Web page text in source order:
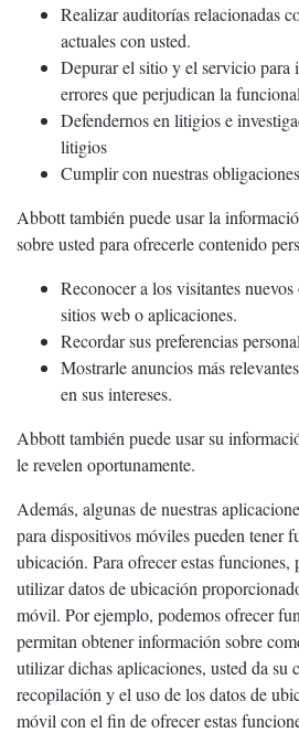
Realizar auditorías relacionadas
actuales con usted.
Depurar el sitio y el servicio para
errores que perjudican la
Defendernos en litigios e
litigios
Cumplir con nuestras
Abbott también puede usar la
sobre usted para ofrecerle contenido
Reconocer a los visitantes
sitios web o aplicaciones.
Recordar sus preferencias
Mostrarle anuncios más
en sus intereses.
Abbott también puede usar su
le revelen oportunamente.
Además, algunas de nuestras
para dispositivos móviles pueden tener
ubicación. Para ofrecer estas
utilizar datos de ubicación
móvil. Por ejemplo, podemos ofrecer
permitan obtener información sobre
utilizar dichas aplicaciones, usted da su
recopilación y el uso de los datos de
móvil con el fin de ofrecer estas